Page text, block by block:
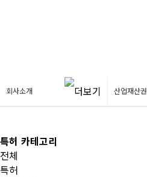
회사소개 산업재산권
특허 카테고리
전체
특허